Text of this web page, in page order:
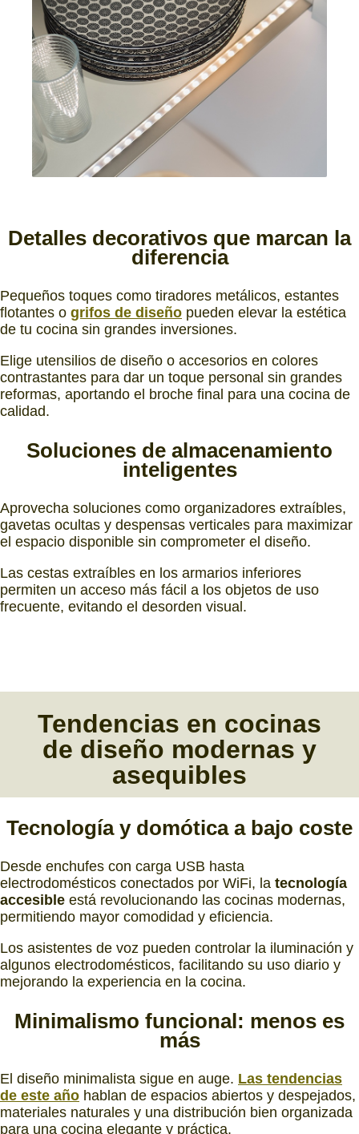
Detalles decorativos que marcan la
diferencia
Pequeños toques como tiradores metálicos, estantes
flotantes o grifos de diseño pueden elevar la estética
de tu cocina sin grandes inversiones.
Elige utensilios de diseño o accesorios en colores
contrastantes para dar un toque personal sin grandes
reformas, aportando el broche final para una cocina de
calidad.
Soluciones de almacenamiento
inteligentes
Aprovecha soluciones como organizadores extraíbles,
gavetas ocultas y despensas verticales para maximizar
el espacio disponible sin comprometer el diseño.
Las cestas extraíbles en los armarios inferiores
permiten un acceso más fácil a los objetos de uso
frecuente, evitando el desorden visual.
Tendencias en cocinas
de diseño modernas y
asequibles
Tecnología ydomóticaa bajo coste
Desde enchufes con carga USB hasta
electrodomésticos conectados por WiFi, la tecnología
accesible está revolucionando las cocinas modernas,
permitiendo mayor comodidad y eficiencia.
Los asistentes de voz pueden controlar la iluminación y
algunos electrodomésticos, facilitando su uso diario y
mejorando la experiencia en la cocina.
Minimalismo funcional: menos es
más
El diseño minimalista sigue en auge. Las tendencias
de este año hablan de espacios abiertos y despejados,
materiales naturales y una distribución bien organizada
para una cocina elegante y práctica.